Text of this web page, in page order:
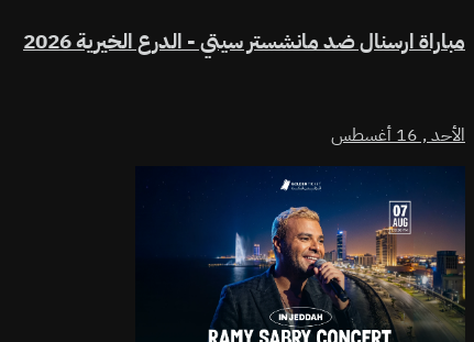
مباراة ارسنال ضد مانشستر سيتي - الدرع الخيرية 2026
الأحد , 16 أغسطس